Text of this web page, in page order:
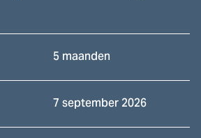
5 maanden
7 september 2026